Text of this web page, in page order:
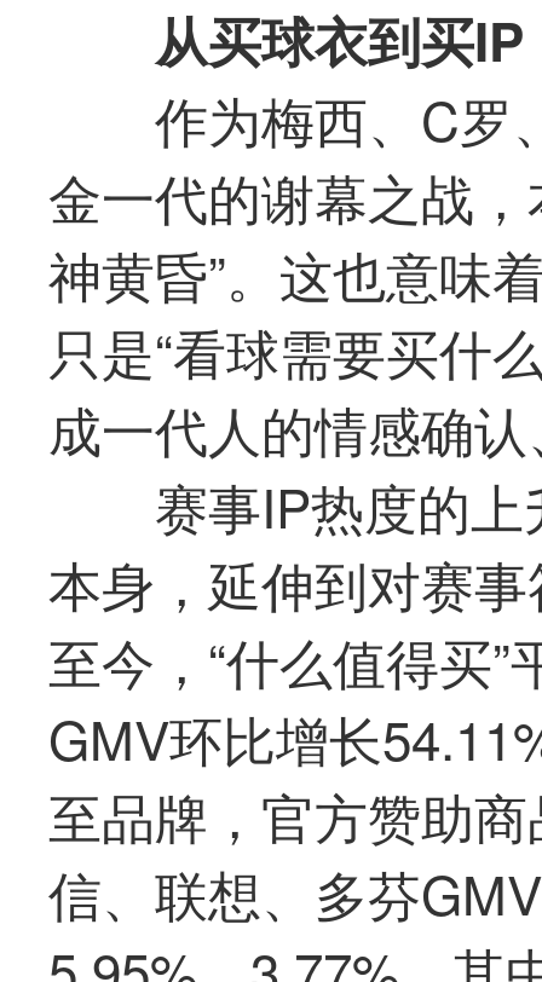
从买球衣到买
作为梅西、C罗
金一代的谢幕之战
神黄昏”。这也意味
只是“看球需要买什
成一代人的情感确
赛事IP热度的
本身，延伸到对赛
至今，“什么值得买”
GMV环比增长
至品牌，官方赞助
信、联想、多芬